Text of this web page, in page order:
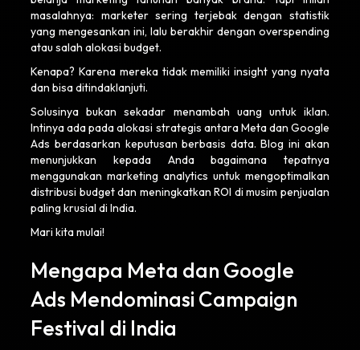
masalahnya: marketer sering terjebak dengan statistik
yang mengesankan ini, lalu berakhir dengan overspending
atau salah alokasi budget.
Kenapa? Karena mereka tidak memiliki insight yang nyata
dan bisa ditindaklanjuti.
Solusinya bukan sekadar menambah uang untuk iklan.
Intinya ada pada alokasi strategis antara Meta dan Google
Ads berdasarkan keputusan berbasis data. Blog ini akan
menunjukkan kepada Anda bagaimana tepatnya
menggunakan marketing analytics untuk mengoptimalkan
distribusi budget dan meningkatkan ROI di musim penjualan
paling krusial di India.
Mari kita mulai!
Mengapa Meta dan Google
Ads Mendominasi Campaign
Festival di India